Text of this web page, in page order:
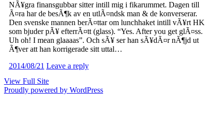
NÃ¥gra finansgubbar sitter intill mig i fikarummet. Dagen till
Ã¤ra har de besÃ¶k av en utlÃ¤ndsk man & de konverserar.
Den svenske mannen berÃ¤ttar om lunchhaket intill vÃ¥rt HK
som bjuder pÃ¥ efterrÃ¤tt (glass). “Yes. After you get glÃ¤ss.
Uh oh! I mean glaaaas”. Och sÃ¥ ser han sÃ¥dÃ¤r nÃ¶jd ut
Ã¶ver att han korrigerade sitt uttal…
2014/08/21 Leave a reply
View Full Site
Proudly powered by WordPress